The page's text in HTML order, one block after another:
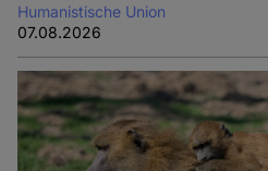
Humanistische Union
07.08.2026